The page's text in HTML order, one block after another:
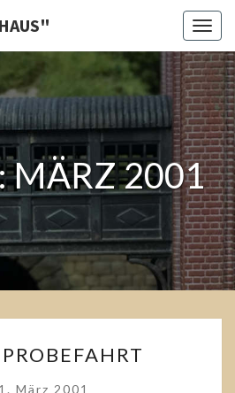
Erste
Probefahrt
MÄRZ 2001
PROBEFAHRT
März 2001